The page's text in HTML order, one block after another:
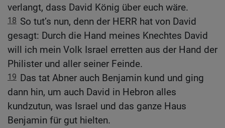
verlangt, dass David König über euch wäre.
18 So tut’s nun, denn der HERR hat von David
gesagt: Durch die Hand meines Knechtes David
will ich mein Volk Israel erretten aus der Hand der
Philister und aller seiner Feinde.
19 Das tat Abner auch Benjamin kund und ging
dann hin, um auch David in Hebron alles
kundzutun, was Israel und das ganze Haus
Benjamin für gut hielten.